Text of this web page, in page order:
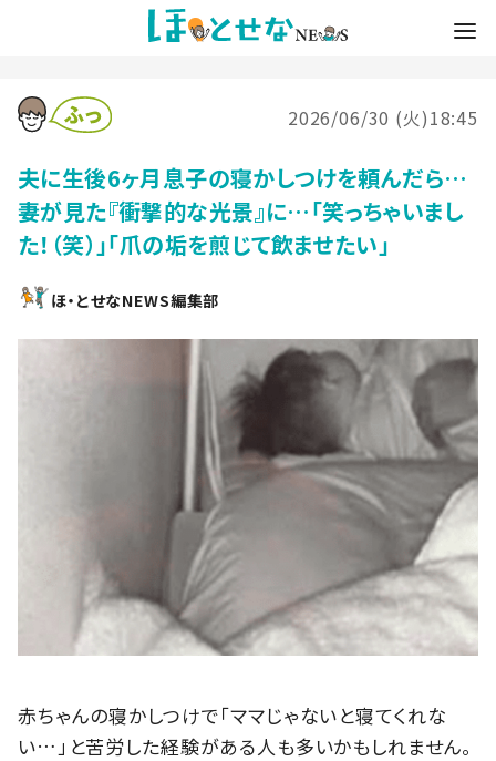
2026/06/30 (火)18:45
夫に生後6ヶ月息子の寝かしつけを頼んだら…
妻が見た『衝撃的な光景』に…「笑っちゃいまし
た！（笑）」「爪の垢を煎じて飲ませたい」
ほ・とせなNEWS編集部
赤ちゃんの寝かしつけで「ママじゃないと寝てくれな
い…」と苦労した経験がある人も多いかもしれません。